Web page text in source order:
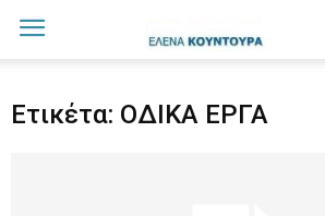
Ετικέτα: ΟΔΙΚΑ ΕΡΓΑ